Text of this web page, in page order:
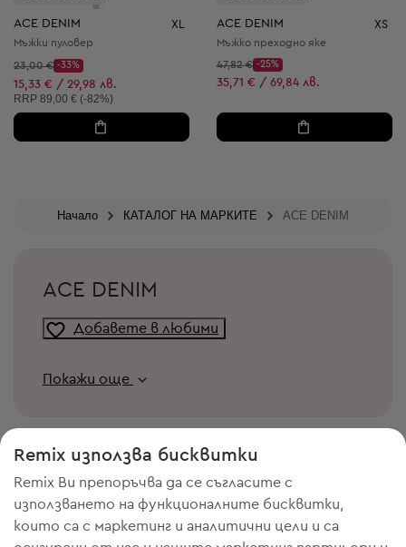
ACE DENIM XL
Мъжки пуловер
Начална цена:
23,00 €
Discount Price:
-33%
Намалена цена:
15,33 € / 29,98 лв.
Препоръчителна цена:
RRP 89,00 € (-82%)
ACE DENIM XS
Мъжко преходно яке
Начална цена:
47,82 €
Discount Price:
-25%
Намалена цена:
35,71 € / 69,84 лв.
Начало КАТАЛОГ НА МАРКИТЕ ACE DENIM
ACE DENIM
Добавете в любими
Покажи още
Remix използва бисквитки
Remix Ви препоръчва да се съгласите с
използването на функционалните бисквитки,
които са с маркетинг и аналитични цели и са